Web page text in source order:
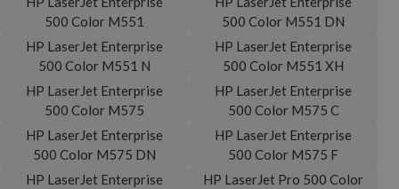
500 Color M551
500 Color M551 DN
HP LaserJet Enterprise
500 Color M551 N
HP LaserJet Enterprise
500 Color M551 XH
HP LaserJet Enterprise
500 Color M575
HP LaserJet Enterprise
500 Color M575 C
HP LaserJet Enterprise
500 Color M575 DN
HP LaserJet Enterprise
500 Color M575 F
HP LaserJet Enterprise
HP LaserJet Pro 500 Color